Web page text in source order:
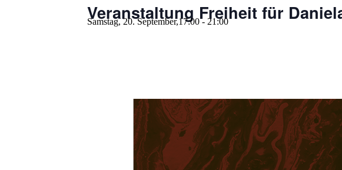
Veranstaltung Freiheit für
Samstag, 20. September,17:00- 21:00